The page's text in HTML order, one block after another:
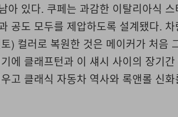
아 있다. 쿠페는 과감한 이탈리아식 스
공도 모두를 제압하도록 설계됐다.
) 컬러로 복원한 것은 메이커가 처음
에 클래프턴과 이 섀시 사이의 장기
고 클래식 자동차 역사와 록앤롤 신